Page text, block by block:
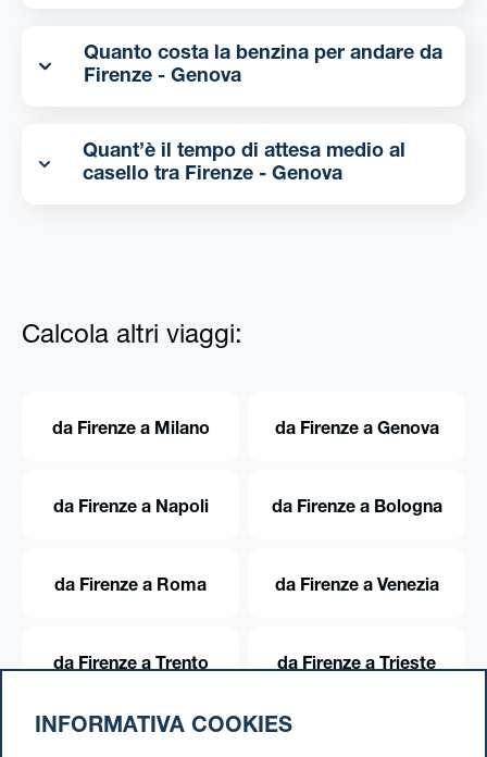
Quanto costa la benzina per andare da
Firenze - Genova
Quant’è il tempo di attesa medio al
casello tra Firenze - Genova
Calcola altri viaggi:
da Firenze a Milano da Firenze a Genova
da Firenze a Napoli da Firenze a Bologna
da Firenze a Roma da Firenze a Venezia
da Firenze a Trento da Firenze a Trieste
INFORMATIVA COOKIES